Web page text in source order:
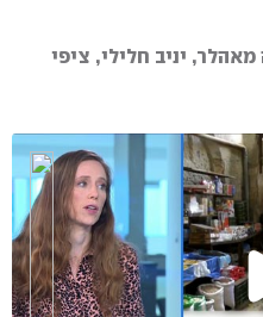
יניב חלילי, ציפי